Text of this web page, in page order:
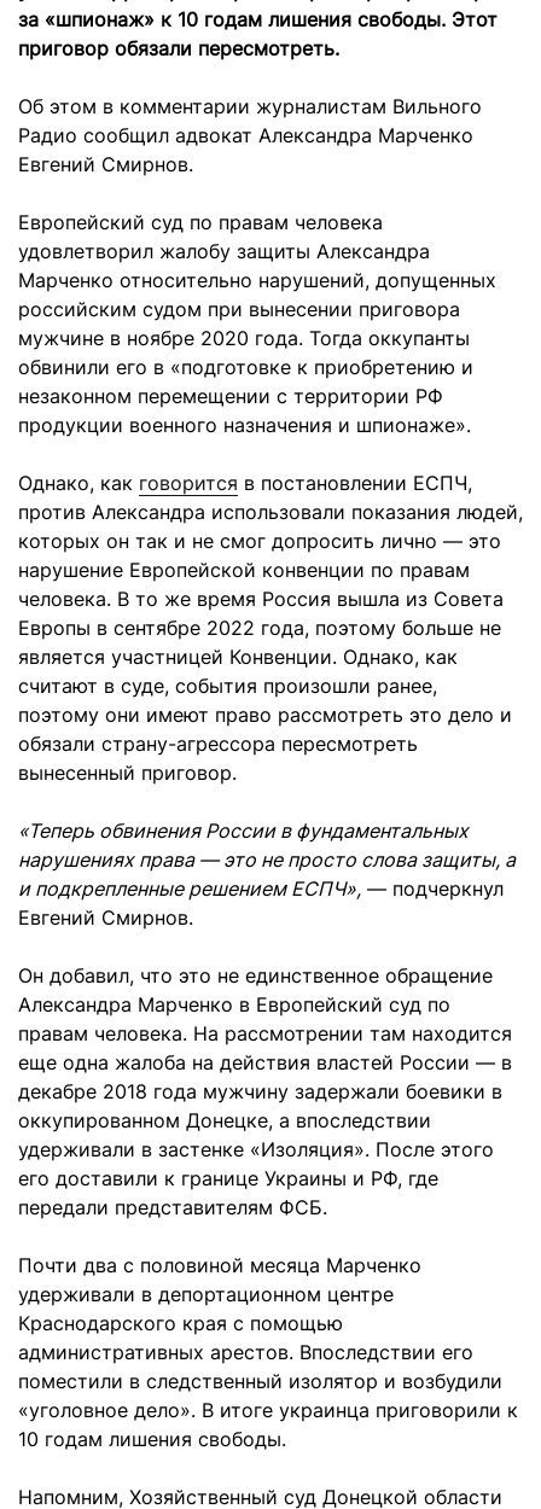
за «шпионаж» к 10 годам лишения свободы. Этот
приговор обязали пересмотреть.
Об этом в комментарии журналистам Вильного
Радио сообщил адвокат Александра Марченко
Евгений Смирнов.
Европейский суд по правам человека
удовлетворил жалобу защиты Александра
Марченко относительно нарушений, допущенных
российским судом при вынесении приговора
мужчине в ноябре 2020 года. Тогда оккупанты
обвинили его в «подготовке к приобретению и
незаконном перемещении с территории РФ
продукции военного назначения и шпионаже».
Однако, как говорится в постановлении ЕСПЧ,
против Александра использовали показания людей,
которых он так и не смог допросить лично — это
нарушение Европейской конвенции по правам
человека. В то же время Россия вышла из Совета
Европы в сентябре 2022 года, поэтому больше не
является участницей Конвенции. Однако, как
считают в суде, события произошли ранее,
поэтому они имеют право рассмотреть это дело и
обязали страну-агрессора пересмотреть
вынесенный приговор.
«Теперь обвинения России в фундаментальных
нарушениях права — это не просто слова защиты, а
и подкрепленные решением ЕСПЧ», — подчеркнул
Евгений Смирнов.
Он добавил, что это не единственное обращение
Александра Марченко в Европейский суд по
правам человека. На рассмотрении там находится
еще одна жалоба на действия властей России — в
декабре 2018 года мужчину задержали боевики в
оккупированном Донецке, а впоследствии
удерживали в застенке «Изоляция». После этого
его доставили к границе Украины и РФ, где
передали представителям ФСБ.
Почти два с половиной месяца Марченко
удерживали в депортационном центре
Краснодарского края с помощью
административных арестов. Впоследствии его
поместили в следственный изолятор и возбудили
«уголовное дело». В итоге украинца приговорили к
10 годам лишения свободы.
Напомним, Хозяйственный суд Донецкой области